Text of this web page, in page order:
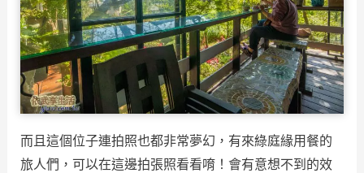
而且這個位子連拍照也都非常夢幻，有來綠庭緣用餐的
旅人們，可以在這邊拍張照看看唷！會有意想不到的效